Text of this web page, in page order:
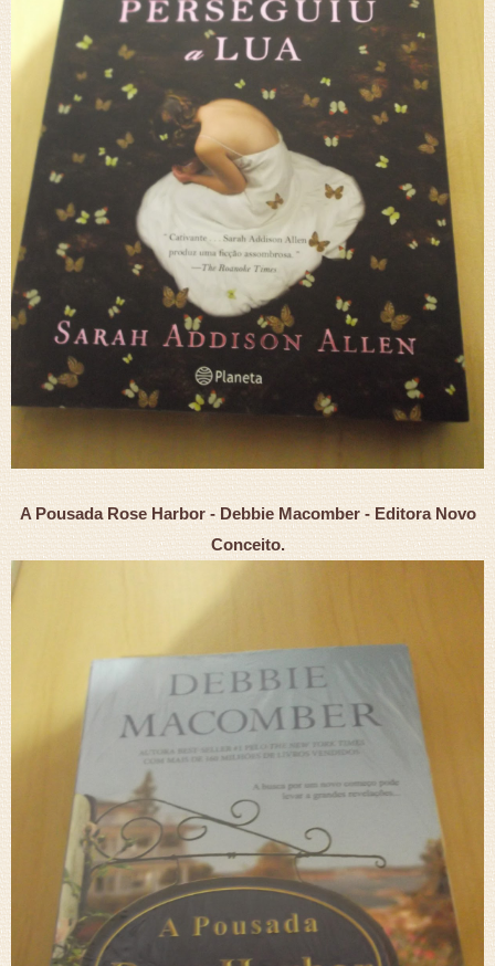
A Pousada Rose Harbor - Debbie Macomber - Editora Novo
Conceito.